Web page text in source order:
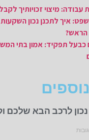
עבודה: מיצוי זכויותיך
איך לתכנן נכון
כבעל תפקיד: אמון בתי
נכון לרכב הבא שלכם